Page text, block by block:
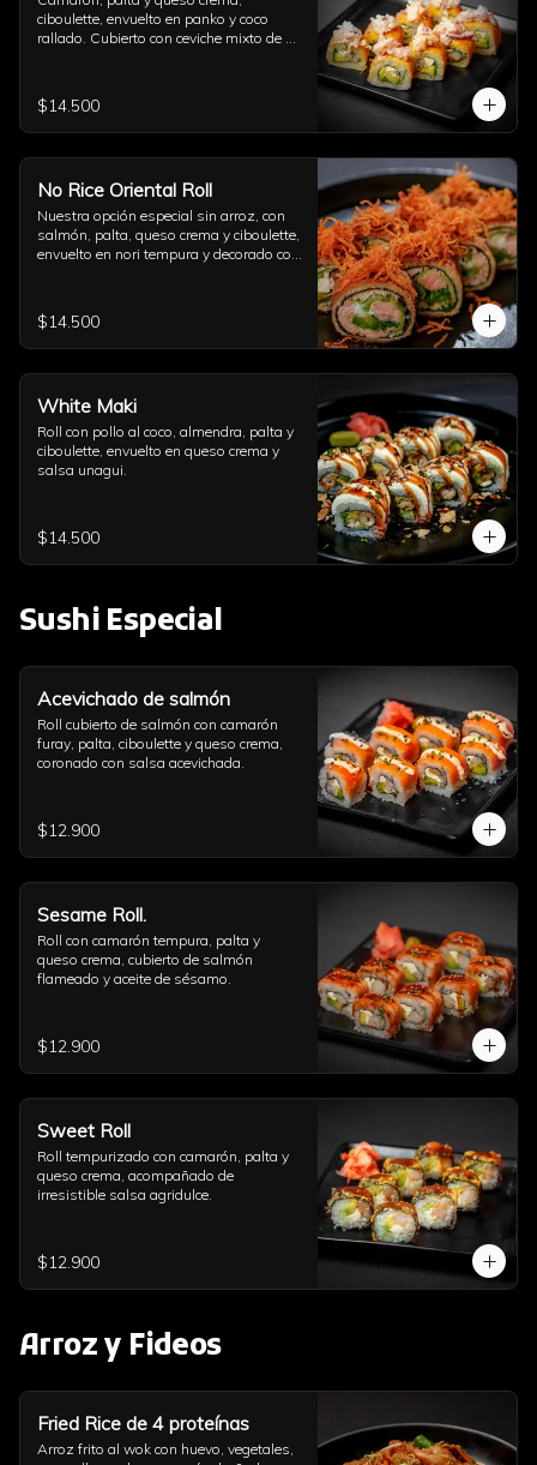
ciboulette, envuelto en panko y coco
rallado. Cubierto con ceviche mixto de
$14.500
No Rice Oriental Roll
Nuestra opción especial sin arroz, con
salmón, palta, queso crema y ciboulette,
envuelto en nori tempura y decorado con
$14.500
White Maki
Roll con pollo al coco, almendra, palta y
ciboulette, envuelto en queso crema y
salsa unagui.
$14.500
Sushi Especial
Acevichado de salmón
Roll cubierto de salmón con camarón
furay, palta, ciboulette y queso crema,
coronado con salsa acevichada.
$12.900
Sesame Roll.
Roll con camarón tempura, palta y
queso crema, cubierto de salmón
flameado y aceite de sésamo.
$12.900
Sweet Roll
Roll tempurizado con camarón, palta y
queso crema, acompañado de
irresistible salsa agridulce.
$12.900
Arroz y Fideos
Fried Rice de 4 proteínas
Arroz frito al wok con huevo, vegetales,